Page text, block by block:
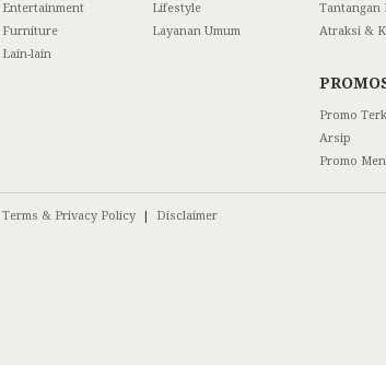
Entertainment
Lifestyle
Furniture
Layanan Umum
Lain-lain
Tantangan
Atraksi &
Promo
Arsip
Promo
Terms & Privacy Policy | Disclaimer